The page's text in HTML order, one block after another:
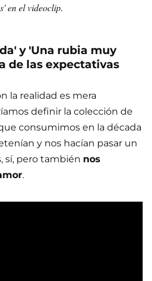
en el videoclip.
y 'Una rubia muy
de las expectativas
la realidad es mera
definir la colección de
consumimos en la década
y nos hacían pasar un
sí, pero también nos
.